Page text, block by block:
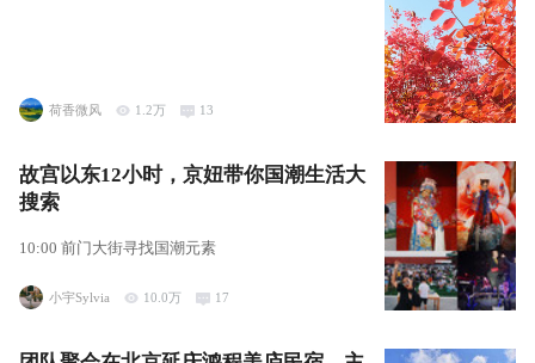
荷香微风 1.2万 13
故宫以东12小时，京妞带你国潮生活大
搜索
10:00 前门大街寻找国潮元素
小宇Sylvia 10.0万 17